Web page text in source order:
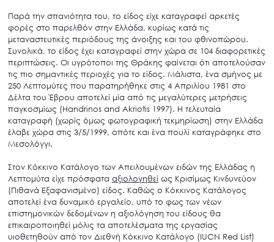
Παρά την σπανιότητα του, το είδος είχε καταγραφεί αρκετές
φορές στο παρελθόν στην Ελλάδα, κυρίως κατά τις
μεταναστευτικές περιόδους της άνοιξης και του φθινοπώρου.
Συνολικά, το είδος έχει καταγραφεί στην χώρα σε 104 διαφορετικές
περιπτώσεις. Οι υγρότοποι της Θράκης φαίνεται ότι αποτελούσαν
τις πιο σημαντικές περιοχές για το είδος. Μάλιστα, ένα σμήνος με
250 Λεπτομύτες που παρατηρήθηκε στις 4 Απριλίου 1981 στο
Δέλτα του Έβρου αποτελεί μία από τις μεγαλύτερες μετρήσεις
παγκοσμίως (Handrinos and Akriotis 1997). Η τελευταία
καταγραφή (χωρίς όμως φωτογραφική τεκμηρίωση) στην Ελλάδα
έλαβε χώρα στις 3/5/1999, οπότε και ένα πουλί καταγράφηκε στο
Μεσολόγγι.
Στον Κόκκινο Κατάλογο των Απειλουμένων ειδών της Ελλάδας η
Λεπτομύτα είχε πρόσφατα αξιολογηθεί ως Κρισίμως Κινδυνεύον
(Πιθανά Εξαφανισμένο) είδος. Καθώς ο Κόκκινος Κατάλογος
αποτελεί ένα δυναμικό εργαλείο, υπό το φως των νέων
επιστημονικών δεδομένων η αξιολόγηση του είδους θα
επικαιροποιηθεί μόλις τα αποτελέσματα της εργασίας
υιοθετηθούν από τον Διεθνή Κόκκινο Κατάλογο (IUCN Red List)